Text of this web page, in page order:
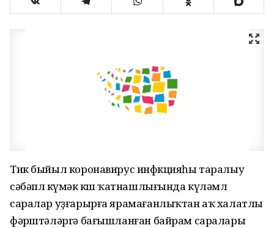
Тик быйыл коронавирус инфҽкцияһы таралыу
сәбәплҽ күмәк кҽшҽ ҡатнашлығында күләмлҽ
саралар уҙғарырға ярамағанлыҡтан аҡ халатлы
фәрҽштәләргә бағышланған байрам саралары